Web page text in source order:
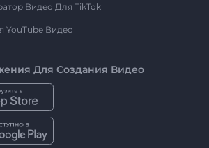
Видео Для TikTok
YouTube Видео
Для Создания Видео